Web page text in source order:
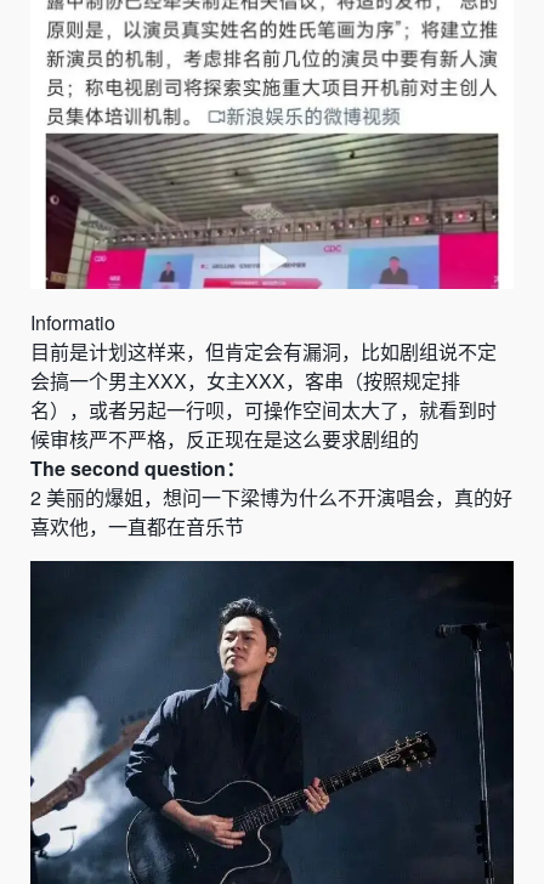
Informatio
目前是计划这样来，但肯定会有漏洞，比如剧组说不定
会搞一个男主XXX，女主XXX，客串（按照规定排
名），或者另起一行呗，可操作空间太大了，就看到时
候审核严不严格，反正现在是这么要求剧组的
Thesecond question：
2美丽的爆姐，想问一下梁博为什么不开演唱会，真的好
喜欢他，一直都在音乐节